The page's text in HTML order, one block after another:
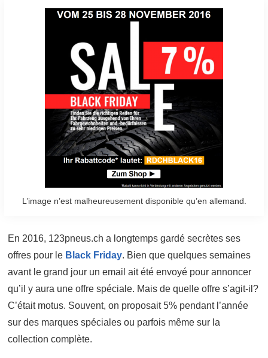
L’image n’est malheureusement disponible qu’en allemand.
En 2016, 123pneus.ch a longtemps gardé secrètes ses
offres pour le Black Friday. Bien que quelques semaines
avant le grand jour un email ait été envoyé pour annoncer
qu’il y aura une offre spéciale. Mais de quelle offre s’agit-il?
C’était motus. Souvent, on proposait 5% pendant l’année
sur des marques spéciales ou parfois même sur la
collection complète.